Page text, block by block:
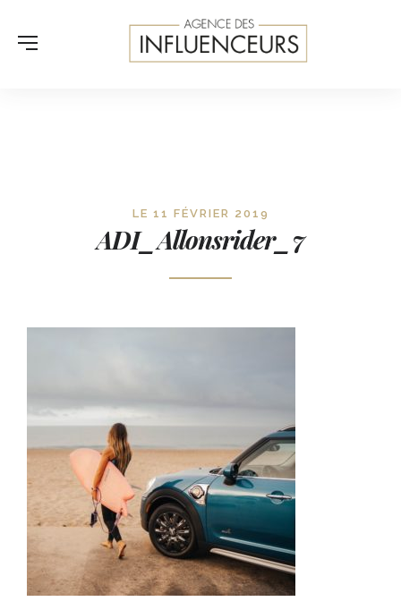
LE 11 FÉVRIER 2019
ADI_Allonsrider_7